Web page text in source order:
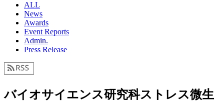
ALL
News
Awards
Event Reports
Admin.
Press Release
バイオサイエンス研究科ストレス微生